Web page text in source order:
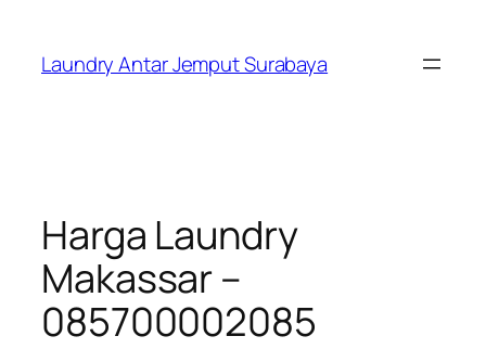
content
Laundry Antar Jemput Surabaya
Harga Laundry
Makassar –
085700002085